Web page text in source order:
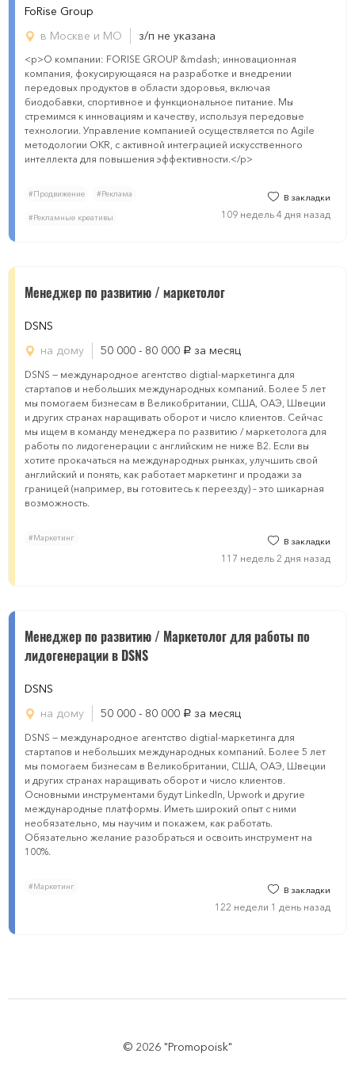
FoRise Group
в Москве и МО
з/п не указана
<p>О компании: FORISE GROUP &mdash; инновационная
компания, фокусирующаяся на разработке и внедрении
передовых продуктов в области здоровья, включая
биодобавки, спортивное и функциональное питание. Мы
стремимся к инновациям и качеству, используя передовые
технологии. Управление компанией осуществляется по Agile
методологии OKR, с активной интеграцией искусственного
интеллекта для повышения эффективности.</p>
#Продвижение #Реклама
#Рекламные креативы
В закладки
109 недель 4 дня назад
​​​​Менеджер по развитию / маркетолог
DSNS
на дому
50 000 - 80 000 руб. за месяц
DSNS — международное агентство digtial-маркетинга для
стартапов и небольших международных компаний. Более 5 лет
мы помогаем бизнесам в Великобритании, США, ОАЭ, Швеции
и других странах наращивать оборот и число клиентов. Сейчас
мы ищем в команду менеджера по развитию / маркетолога для
работы по лидогенерации с английским не ниже B2. Если вы
хотите прокачаться на международных рынках, улучшить свой
английский и понять, как работает маркетинг и продажи за
границей (например, вы готовитесь к переезду) – это шикарная
возможность.
#Маркетинг В закладки
117 недель 2 дня назад
Менеджер по развитию / Маркетолог для работы по
лидогенерации в DSNS
DSNS
на дому
50 000 - 80 000 руб. за месяц
DSNS — международное агентство digtial-маркетинга для
стартапов и небольших международных компаний. Более 5 лет
мы помогаем бизнесам в Великобритании, США, ОАЭ, Швеции
и других странах наращивать оборот и число клиентов.
Основными инструментами будут LinkedIn, Upwork и другие
международные платформы. Иметь широкий опыт с ними
необязательно, мы научим и покажем, как работать.
Обязательно желание разобраться и освоить инструмент на
100%.
#Маркетинг В закладки
122 недели 1 день назад
© 2026 "Promopoisk"